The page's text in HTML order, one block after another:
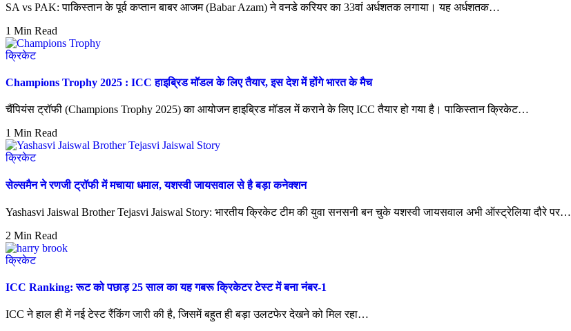
SA vs PAK: पाकिस्तान के पूर्व कप्तान बाबर आजम (Babar Azam) ने वनडे करियर का 33वां अर्धशतक लगाया। यह अर्धशतक…
1 Min Read
क्रिकेट
Champions Trophy 2025 : ICC हाइब्रिड मॉडल के लिए तैयार, इस देश में होंगे भारत के मैच
चैंपियंस ट्रॉफी (Champions Trophy 2025) का आयोजन हाइब्रिड मॉडल में कराने के लिए ICC तैयार हो गया है। पाकिस्तान क्रिकेट…
1 Min Read
क्रिकेट
सेल्समैन ने रणजी ट्रॉफी में मचाया धमाल, यशस्वी जायसवाल से है बड़ा कनेक्शन
Yashasvi Jaiswal Brother Tejasvi Jaiswal Story: भारतीय क्रिकेट टीम की युवा सनसनी बन चुके यशस्वी जायसवाल अभी ऑस्ट्रेलिया दौरे पर…
2 Min Read
क्रिकेट
ICC Ranking: रूट को पछाड़ 25 साल का यह गबरू क्रिकेटर टेस्ट में बना नंबर-1
ICC ने हाल ही में नई टेस्ट रैंकिंग जारी की है, जिसमें बहुत ही बड़ा उलटफेर देखने को मिल रहा…